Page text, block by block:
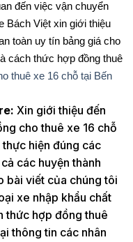
đến việc vận chuyển
Bách Việt xin giới thiệu
toàn uy tín bảng giá cho
cách thức hợp đồng thuê
thuê xe 16 chỗ tại Bến
Xin giới thiệu đến
cho thuê xe 16 chỗ
hiện đúng các
các huyện thành
bài viết của chúng tôi
xe nhập khẩu chất
thức hợp đồng thuê
thông tin các nhân